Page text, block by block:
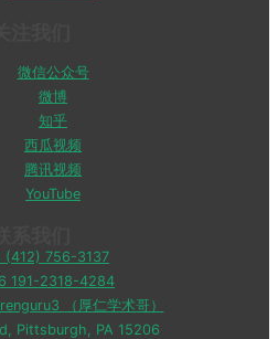
微信公众号
微博
知乎
西瓜视频
腾讯视频
YouTube
(412) 756-3137
191-2318-4284
（厚仁学术哥）
Pittsburgh, PA 15206